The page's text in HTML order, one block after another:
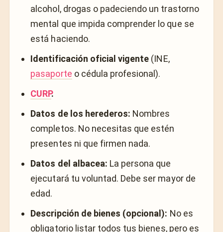
alcohol, drogas o padeciendo un trastorno
mental que impida comprender lo que se
está haciendo.
Identificación oficial vigente (INE,
pasaporte o cédula profesional).
CURP.
Datos de los herederos: Nombres
completos. No necesitas que estén
presentes ni que firmen nada.
Datos del albacea: La persona que
ejecutará tu voluntad. Debe ser mayor de
edad.
Descripción de bienes (opcional): No es
obligatorio listar todos tus bienes, pero es